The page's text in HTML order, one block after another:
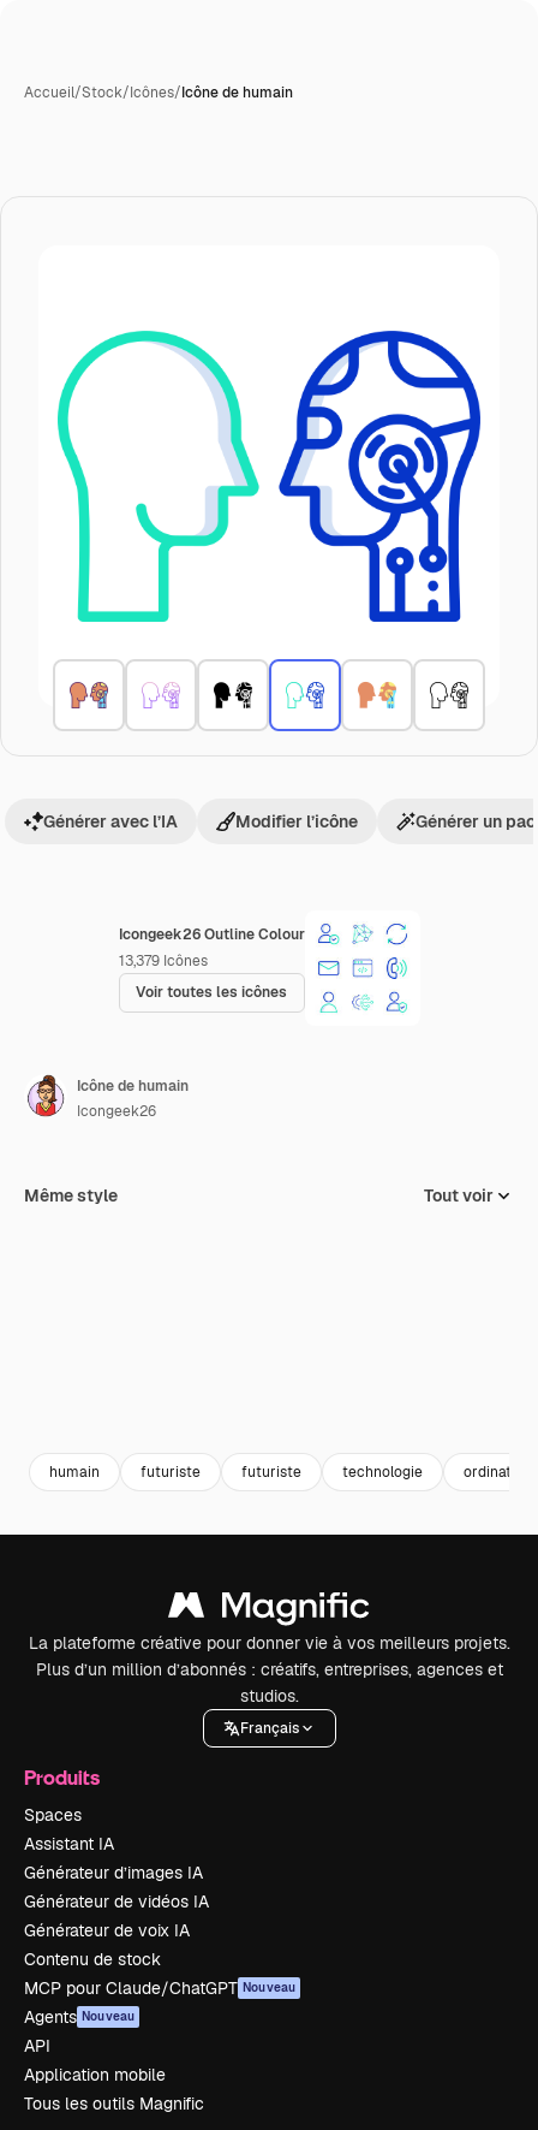
Accueil/Stock/Icônes/Icône de humain
Icongeek26 Outline Colour
13,379 Icônes
Voir toutes les icônes
Générer avec l’IA Modifier l’icône Générer un
Icône de humain
Icongeek26
Même style Tout voir
humain futuriste futuriste technologie ordinateur
La plateforme créative pour donner vie à vos meilleurs projets.
Plus d’un million d’abonnés : créatifs, entreprises, agences et
studios.
Français
Produits
Spaces
Assistant IA
Générateur d’images IA
Générateur de vidéos IA
Générateur de voix IA
Contenu de stock
MCP pour Claude/ChatGPT Nouveau
Agents Nouveau
API
Application mobile
Tous les outils Magnific